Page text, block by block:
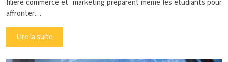
filière commerce et marketing préparent même les étudiants pour
affronter…
Lire la suite